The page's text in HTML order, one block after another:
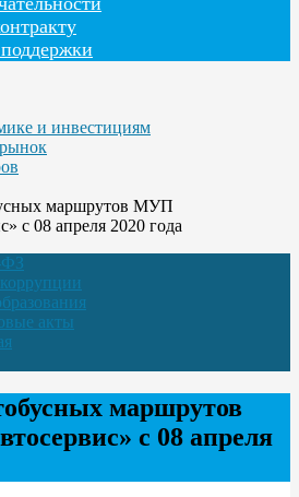
и инвестициям
маршрутов МУП
с 08 апреля 2020 года
ФЗ
акты
маршрутов
с 08 апреля